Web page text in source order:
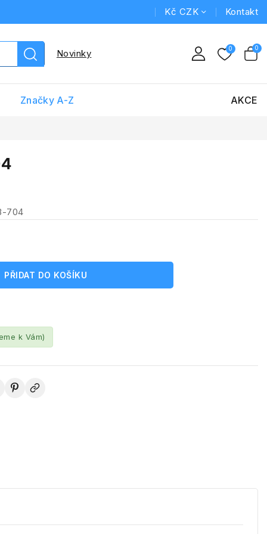
Kč CZK Kontakt
Novinky
Značky A-Z AKCE
704
PŘIDAT DO KOŠÍKU
k Vám)